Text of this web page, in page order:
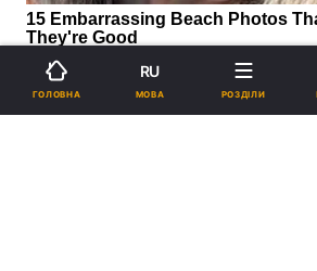
ГОЛОВНА
RU
МОВА РОЗДІЛИ